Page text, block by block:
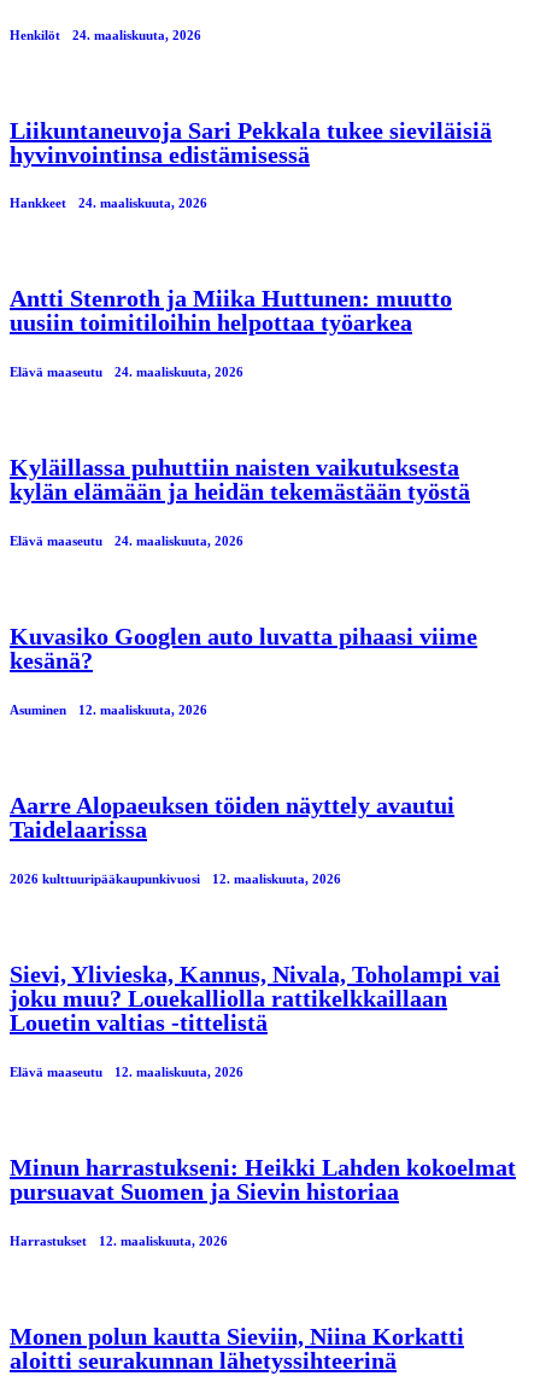
Henkilöt 24. maaliskuuta, 2026
Liikuntaneuvoja Sari Pekkala tukee sieviläisiä
hyvinvointinsa edistämisessä
Hankkeet 24. maaliskuuta, 2026
Antti Stenroth ja Miika Huttunen: muutto
uusiin toimitiloihin helpottaa työarkea
Elävä maaseutu 24. maaliskuuta, 2026
Kyläillassa puhuttiin naisten vaikutuksesta
kylän elämään ja heidän tekemästään työstä
Elävä maaseutu 24. maaliskuuta, 2026
Kuvasiko Googlen auto luvatta pihaasi viime
kesänä?
Asuminen 12. maaliskuuta, 2026
Aarre Alopaeuksen töiden näyttely avautui
Taidelaarissa
2026 kulttuuripääkaupunkivuosi 12. maaliskuuta, 2026
Sievi, Ylivieska, Kannus, Nivala, Toholampi vai
joku muu? Louekalliolla rattikelkkaillaan
Louetin valtias -tittelistä
Elävä maaseutu 12. maaliskuuta, 2026
Minun harrastukseni: Heikki Lahden kokoelmat
pursuavat Suomen ja Sievin historiaa
Harrastukset 12. maaliskuuta, 2026
Monen polun kautta Sieviin, Niina Korkatti
aloitti seurakunnan lähetyssihteerinä